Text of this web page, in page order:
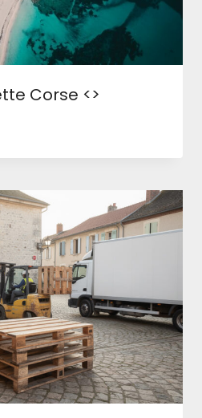
Corse <>